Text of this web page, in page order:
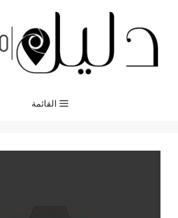
المحتوى
القائمة